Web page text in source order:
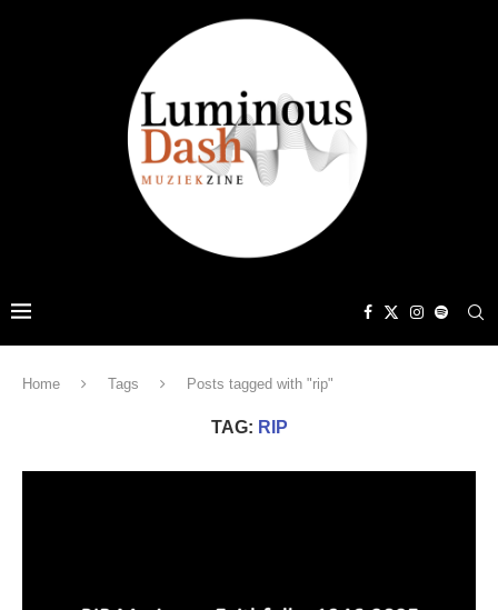
Home Tags Posts tagged with "rip"
TAG: RIP